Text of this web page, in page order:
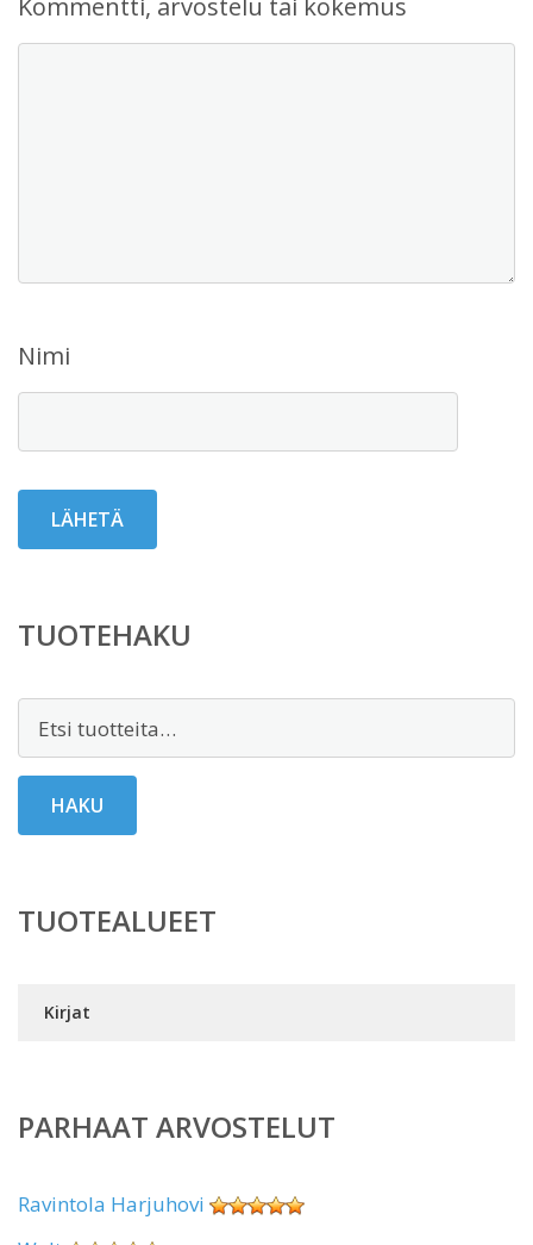
Kommentti, arvostelu tai kokemus
Nimi
TUOTEHAKU
HAKU
TUOTEALUEET
Kirjat
PARHAAT ARVOSTELUT
Ravintola Harjuhovi